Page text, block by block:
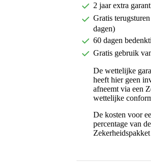
2 jaar extra
Gratis
dagen)
60 dagen
Gratis gebruik
De wettelijke
heeft hier geen
afneemt via een
wettelijke
De kosten voor
percentage van